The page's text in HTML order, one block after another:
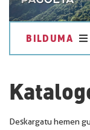
BILDUMA
Deskargatu hemen